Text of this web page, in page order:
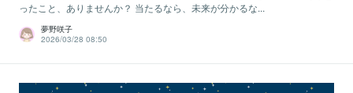
ったこと、ありませんか？ 当たるなら、未来が分かるな...
夢野咲子
2026/03/28 08:50